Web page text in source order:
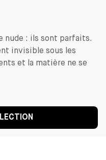
nude : ils sont parfaits.
invisible sous les
et la matière ne se